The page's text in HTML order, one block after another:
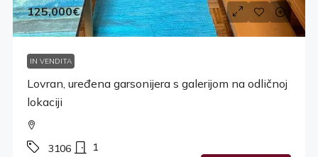
125,000€
IN VENDITA
Lovran, uređena garsonijera s galerijom na odličnoj
lokaciji
3106 1